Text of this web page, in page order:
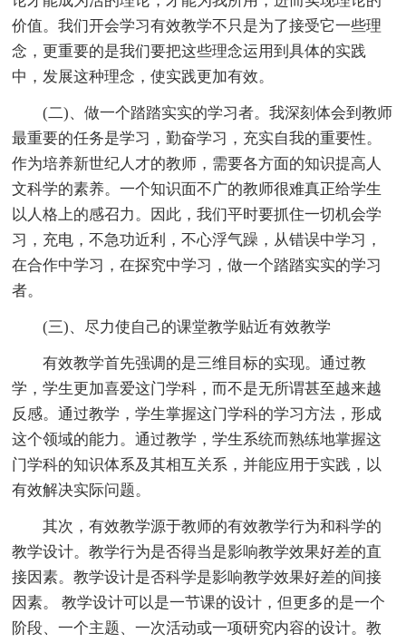
价值。我们开会学习有效教学不只是为了接受它一些理
念，更重要的是我们要把这些理念运用到具体的实践
中，发展这种理念，使实践更加有效。
(二)、做一个踏踏实实的学习者。我深刻体会到教师
最重要的任务是学习，勤奋学习，充实自我的重要性。
作为培养新世纪人才的教师，需要各方面的知识提高人
文科学的素养。一个知识面不广的教师很难真正给学生
以人格上的感召力。因此，我们平时要抓住一切机会学
习，充电，不急功近利，不心浮气躁，从错误中学习，
在合作中学习，在探究中学习，做一个踏踏实实的学习
者。
(三)、尽力使自己的课堂教学贴近有效教学
有效教学首先强调的是三维目标的实现。通过教
学，学生更加喜爱这门学科，而不是无所谓甚至越来越
反感。通过教学，学生掌握这门学科的学习方法，形成
这个领域的能力。通过教学，学生系统而熟练地掌握这
门学科的知识体系及其相互关系，并能应用于实践，以
有效解决实际问题。
其次，有效教学源于教师的有效教学行为和科学的
教学设计。教学行为是否得当是影响教学效果好差的直
接因素。教学设计是否科学是影响教学效果好差的间接
因素。 教学设计可以是一节课的设计，但更多的是一个
阶段、一个主题、一次活动或一项研究内容的设计。教